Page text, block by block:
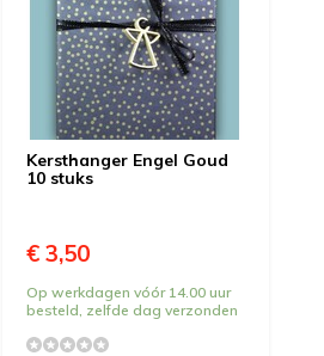
Kersthanger Engel Goud
10 stuks
€ 3,50
Op werkdagen vóór 14.00 uur
besteld, zelfde dag verzonden